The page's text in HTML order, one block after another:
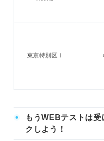
東京特別区Ⅰ
もうWEBテストは
クしよう！